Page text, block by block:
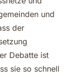
und
der
Debatte ist
sie so schnell